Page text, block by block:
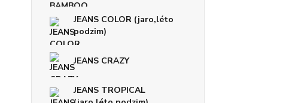
JEANS COLOR (jaro,léto
podzim)
JEANS CRAZY
JEANS TROPICAL